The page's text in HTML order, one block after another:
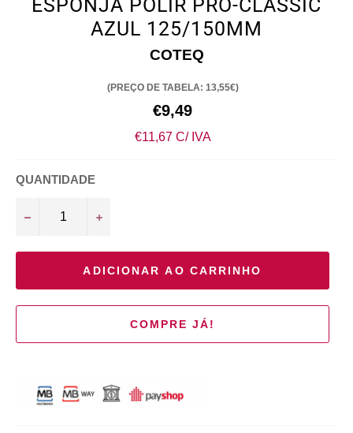
ESPONJA POLIR PRO-CLASSIC
AZUL 125/150MM
COTEQ
(PREÇO DE TABELA: 13,55€)
Preço
normal
€9,49
€11,67 C/ IVA
QUANTIDADE
− +
ADICIONAR AO CARRINHO
COMPRE JÁ!